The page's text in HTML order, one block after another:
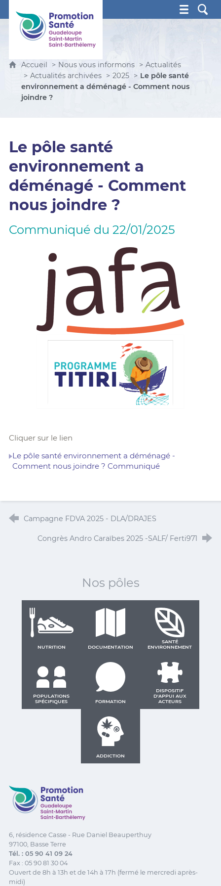
Promotion Santé Guadeloupe, Saint-Martin, Saint
Accueil Nous vous informons
Actualités
Actualités archivées
2025
Le pôle santé
environnement a déménagé - Comment nous
joindre ?
Le pôle santé
environnement a
déménagé - Comment
nous joindre ?
Communiqué du 22/01/2025
Cliquer sur le lien
Le pôle santé environnement a déménagé -
Comment nous joindre ? Communiqué
Campagne FDVA 2025 - DLA/DRAJES
Congrès Andro Caraïbes 2025 -SALF/ Ferti971
Nos pôles
NUTRITION DOCUMENTATION
SANTÉ
ENVIRONNEMENT
POPULATIONS
SPÉCIFIQUES
FORMATION
DISPOSITIF
D'APPUI AUX
ACTEURS
ADDICTION
Promotion Santé Guadeloupe, Saint-Martin, Saint
6, résidence Casse - Rue Daniel Beauperthuy
97100, Basse Terre
Tél. : 05 90 41 09 24
Fax : 05 90 81 30 04
Ouvert de 8h à 13h et de 14h à 17h (fermé le mercredi après-
midi)